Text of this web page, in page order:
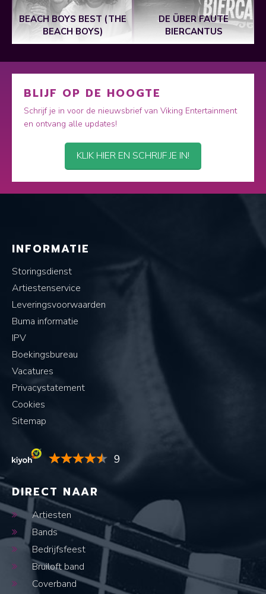
BEACH BOYS BEST (THE
BEACH BOYS)
DE ÜBER FAUTE
BIERCANTUS
BLIJF OP DE HOOGTE
Schrijf je in voor de nieuwsbrief van Viking Entertainment
en ontvang alle updates!
KLIK HIER EN SCHRIJF JE IN!
INFORMATIE
Storingsdienst
Artiestenservice
Leveringsvoorwaarden
Buma informatie
IPV
Boekingsbureau
Vacatures
Privacystatement
Cookies
Sitemap
9
DIRECT NAAR
Artiesten
Bands
Bedrijfsfeest
Bruiloft band
Coverband